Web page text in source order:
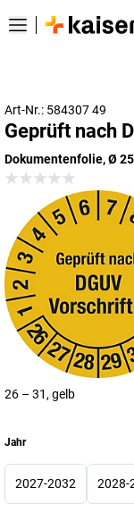
Art-Nr.: 584307 49
Geprüft nach
Dokumentenfolie, Ø
26 – 31, gelb
Jahr
2027-2032 2028-